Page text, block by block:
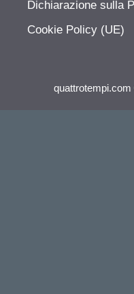
Dichiarazione sulla
Cookie Policy (UE)